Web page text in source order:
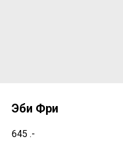
Эби Фри
645 .-